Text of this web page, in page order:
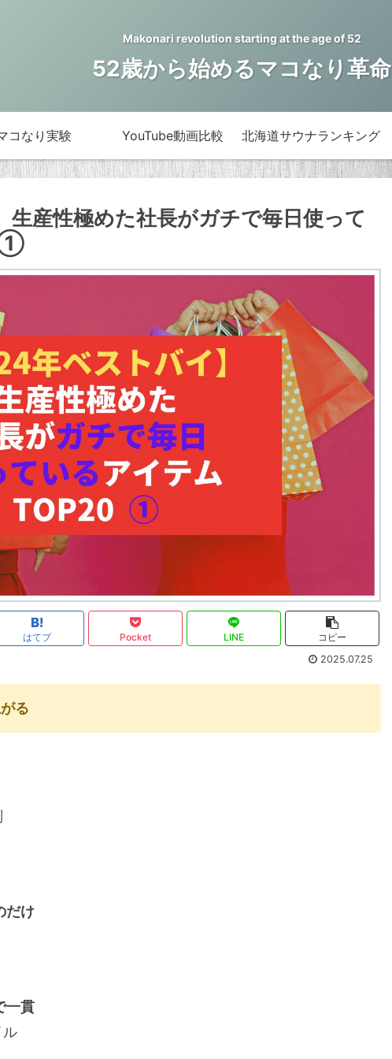
Makonari revolution starting at the age of 52
52歳から始めるマコなり革命
コなり実験 YouTube動画比較 北海道サウナランキング
生産性極めた社長がガチで毎日使って
①
はてブ Pocket LINE
コピー
2025.07.25
る
だけ
一貫